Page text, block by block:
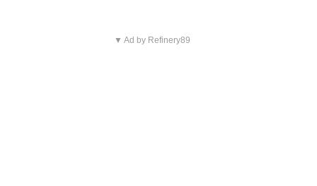
▼ Ad by Refinery89